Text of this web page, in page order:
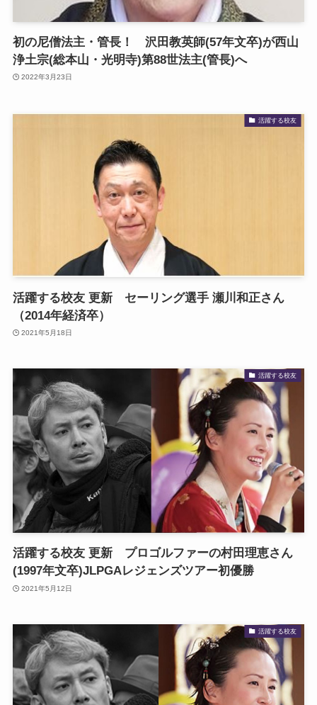
初の尼僧法主・管長！ 沢田教英師(57年文卒)が西山
浄土宗(総本山・光明寺)第88世法主(管長)へ
2022年3月23日
活躍する校友
活躍する校友 更新 セーリング選手 瀬川和正さん
（2014年経済卒）
2021年5月18日
活躍する校友
活躍する校友 更新 プロゴルファーの村田理恵さん
(1997年文卒)JLPGAレジェンズツアー初優勝
2021年5月12日
活躍する校友